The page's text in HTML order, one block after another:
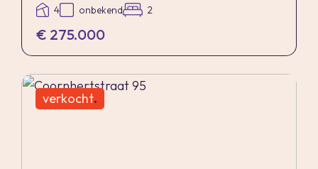
4 onbekend 2
€ 275.000
verkocht.